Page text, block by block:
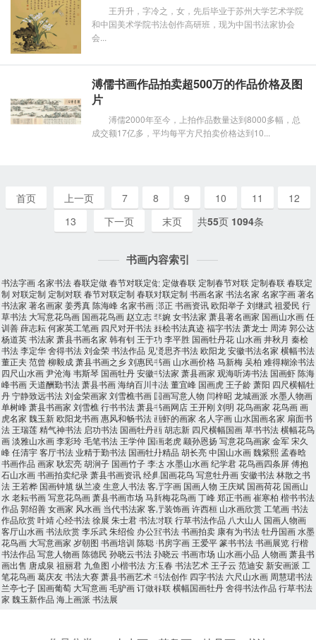
王升升，字冷之，女，先后毕业于苏州大学艺术学院
和中国美术学院书法创作高研班，现为中国书法家协会
会...
溥儒书画作品拍卖超500万的作品价格及图
片
溥儒2000年至今，上拍作品数量达到8000多幅，总
成交额17亿多，平均每平方尺拍卖价格达到10...
首页 上一页 7 8 9 10 11
12
13
下一页 末页 共55页 1094条
书画内容索引
书法字画名家书法春联定做春节对联定做 定做春联 定制春节对联 定制春联春联定
制 对联定制 定制对联春节对联定制 春联对联定制 书画名家 书法名家 名家字画著名
书法家 著名画家 姜秀真陈海峰名家书画郑正 书画资讯欧阳举子刘继武祖爱民 行
草书法 大写意花鸟画 国画花鸟画 赵立志李婉 女书法家 萧县著名画家 国画山水画任
训善薛志耘何家英工笔画 四尺对开书法秦桧书法真迹福字书法萧龙士 周涛郭公达
杨道英书法家 萧县书画名家 韩有钊 王于功 李平胜 国画牡丹花 山水画井秋月 秦桧
书法李定华舍得书法刘金荣书法作品 见贤思齐书法欧阳龙安徽书法名家 横幅书法
董正夫 范曾 柳毅成萧县书画之乡刘惠民书画 山水画价格马新梅吴柏 难得糊涂书法
四尺山水画尹沧海韦斯琴 国画牡丹安徽书法家 萧县画家 观海听涛书法 国画虾陈海
峰书画 天道酬勤书法萧县书画海纳百川书法董宜峰 国画虎 王子龄萧阳 四尺横幅牡
丹宁静致远书法刘金荣画家 刘雪樵书画 国画写意人物 闫梓昭 龙城画派 水墨人物画
单树峰萧县书画家 刘雪樵行书书法萧县书画网店 王开刚刘明 花鸟画家 花鸟画画
虎名家 魏玉新欧阳龙书画惠风和畅书法画虾的画家 名人字画 山水国画名家 扇面书
法 王瑞莲精气神书法 启功书法 国画牡丹画胡志新 四尺横幅国画草书书法横幅花鸟
画淡雅山水画李彩玲毛笔书法 王学仲 国画老虎颛孙恩扬 写意花鸟画家 金军宋久
峰任清宇客厅书法业精于勤书法 国画牡丹精品 胡长亮中国山水画魏紫熙孟春晗
书画作品 画家 耿宏亮胡涧子 国画竹子李达水墨山水画纪学君花鸟画四条屏傅抱
石山水画书画拍卖纪录萧县书画资讯经典国画花鸟写意牡丹画安徽书法林散之书
法 王若桦 国画钟馗纵兰凌 生意人书法客厅字画 国画人物 王庆斌 国画荷花 国画山
水 老耘书画写意花鸟画萧县书画市场 马新梅花鸟画丁峰郑正书画崔寒柏 楷书书法
作品 郭绍善女画家 风水画 当代书法家 客厅装饰画许西桓 山水画欣赏 工笔画书法
作品欣赏叶靖心经书法徐展 朱士君书法对联行草书法作品 八大山人 国画人物画
客厅山水画书法欣赏李乐武朱绍俭 办公室书法书画拍卖 康有为书法牡丹国画水墨
花鸟画 大写意画家 岁朝图 书画培训 陈聪书房字画 王爱平篆书书法书画展览行楷
书法作品 写意人物画陈德民 孙晓云书法孙晓云 书画市场 山水画小品 人物画萧县书
画出售 唐成泉 祖丽君 九鱼图 小楷书法方玉春书法艺术 王子云 范迪安 新安画派 工
笔花鸟画葛庆友书法大赛萧县书画艺术书法创作 四字书法六尺山水画 周慧珺书法
兰亭七子 国画葡萄 大写意画毛驴画订做春联横幅国画牡丹舍得书法作品 行草书法
家 魏玉新作品 海上画派 书法展